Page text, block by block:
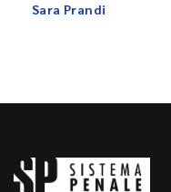
Sara Prandi